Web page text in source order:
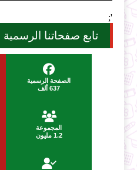
';
تابع صفحاتنا الرسمية
الصفحة الرسمية
637 ألف
المجموعة
1.2 مليون